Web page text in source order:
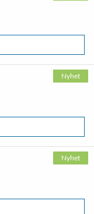
Nyhet
Nyhet